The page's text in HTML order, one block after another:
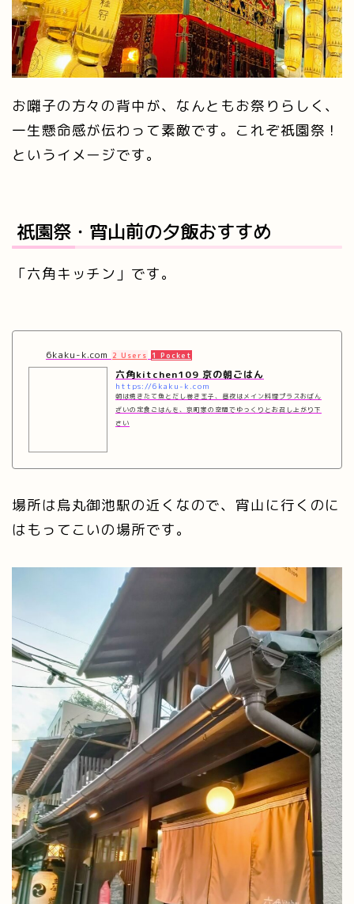
お囃子の方々の背中が、なんともお祭りらしく、
一生懸命感が伝わって素敵です。これぞ祇園祭！
というイメージです。
祇園祭・宵山前の夕飯おすすめ
「六角キッチン」です。
6kaku-k.com 2 Users 1 Pocket
六角kitchen109 京の朝ごはん
https://6kaku-k.com
朝は焼きたて魚とだし巻き玉子、昼夜はメイン料理プラスおばん
ざいの定食ごはんを、京町家の空間でゆっくりとお召し上がり下
さい
場所は烏丸御池駅の近くなので、宵山に行くのに
はもってこいの場所です。